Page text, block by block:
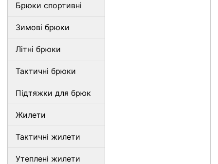
Брюки спортивні
Зимові брюки
Літні брюки
Тактичні брюки
Підтяжки для брюк
Жилети
Тактичні жилети
Утеплені жилети